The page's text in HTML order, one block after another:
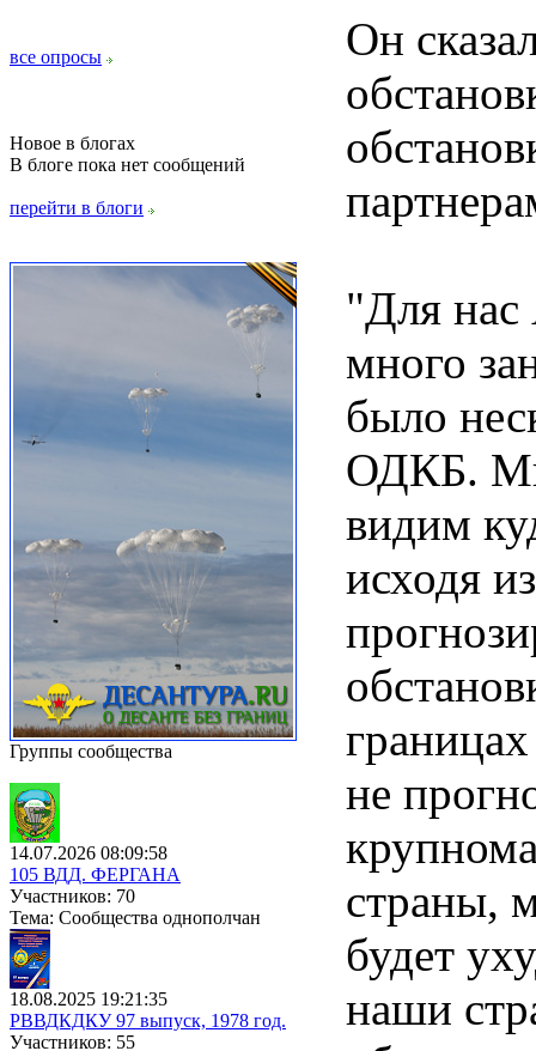
все опросы
Новое в блогах
В блоге пока нет сообщений
перейти в блоги
Группы сообщества
14.07.2026 08:09:58
105 ВДД. ФЕРГАНА
Участников: 70
Тема: Сообщества однополчан
18.08.2025 19:21:35
РВВДКДКУ 97 выпуск, 1978 год.
Участников: 55
Он
"Для нас
много
было
ОДКБ.
видим
исходя
не
страны,
будет
наши